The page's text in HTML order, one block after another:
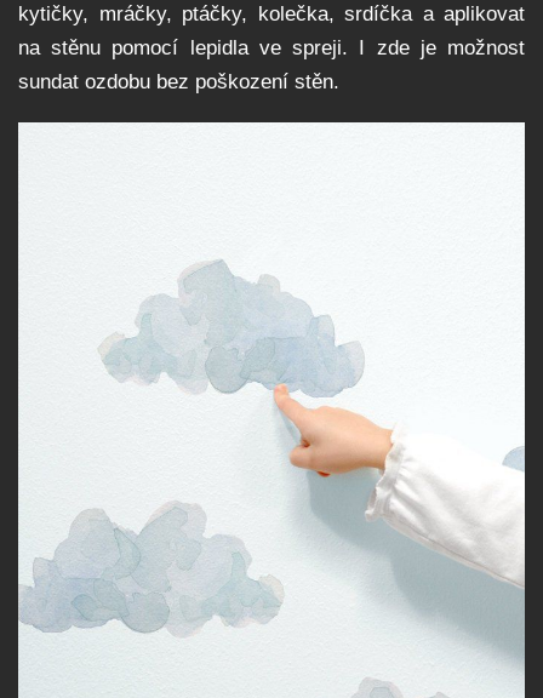
kytičky, mráčky, ptáčky, kolečka, srdíčka a aplikovat
na stěnu pomocí lepidla ve spreji. I zde je možnost
sundat ozdobu bez poškození stěn.